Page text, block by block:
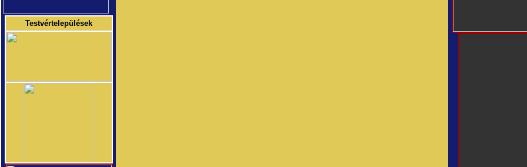
Testvértelepülések